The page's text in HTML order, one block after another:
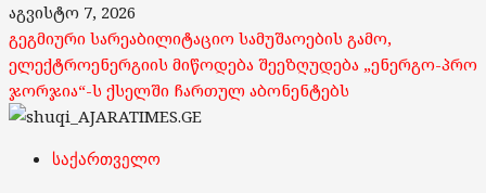
აგვისტო 7, 2026
გეგმიური სარეაბილიტაციო სამუშაოების გამო,
ელექტროენერგიის მიწოდება შეეზღუდება „ენერგო-პრო
ჯორჯია“-ს ქსელში ჩართულ აბონენტებს
საქართველო